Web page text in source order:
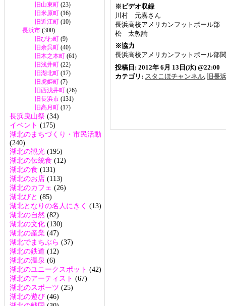
旧山東町 (23)
旧米原町 (16)
旧近江町 (10)
長浜市 (300)
旧びわ町 (9)
旧余呉町 (40)
旧木之本町 (61)
旧浅井町 (22)
旧湖北町 (17)
旧虎姫町 (7)
旧西浅井町 (26)
旧長浜市 (131)
旧高月町 (17)
長浜曳山祭 (34)
イベント (175)
湖北のまちづくり・市民活動
(240)
湖北の観光 (195)
湖北の伝統食 (12)
湖北の食 (131)
湖北のお店 (113)
湖北のカフェ (26)
湖北びと (85)
湖北となりの名人にきく (13)
湖北の自然 (82)
湖北の文化 (130)
湖北の産業 (47)
湖北でまちぶら (37)
湖北の鉄道 (12)
湖北の温泉 (6)
湖北のユニークスポット (42)
湖北のアーティスト (67)
湖北のスポーツ (25)
湖北の遊び (46)
※ビデオ収録
川村 元嘉さん
長浜高校アメリカンフットボール
松 太教諭
※協力
長浜高校アメリカンフットボール部
投稿日: 2012年 6月 13日(水) @22:00
カテゴリ: スタこほチャンネル, 旧長